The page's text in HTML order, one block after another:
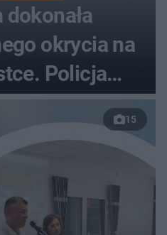
okrycia na
Policja
odcinek
15